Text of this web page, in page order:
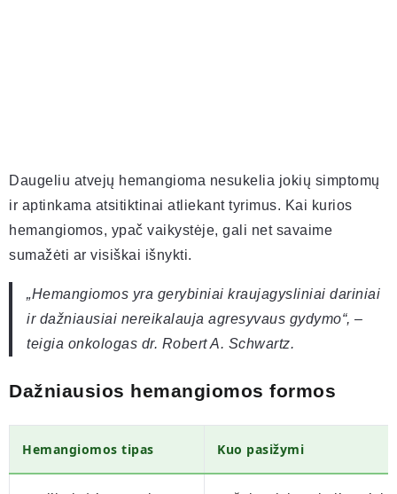
Daugeliu atvejų hemangioma nesukelia jokių simptomų
ir aptinkama atsitiktinai atliekant tyrimus. Kai kurios
hemangiomos, ypač vaikystėje, gali net savaime
sumažėti ar visiškai išnykti.
„Hemangiomos yra gerybiniai kraujagysliniai dariniai
ir dažniausiai nereikalauja agresyvaus gydymo“, –
teigia onkologas dr. Robert A. Schwartz.
Dažniausios hemangiomos formos
Hemangiomos tipas Kuo pasižymi